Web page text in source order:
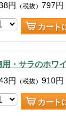
円 （税抜） 797円
カート
用・サラのホワ
円 （税抜） 910円
カート